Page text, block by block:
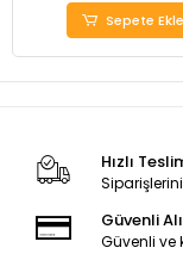
Sepete Ekle
Hızlı
Güvenli
Güvenli ve